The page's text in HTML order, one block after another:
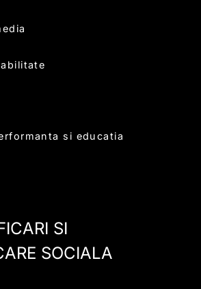
si educatia
SI
SOCIALA